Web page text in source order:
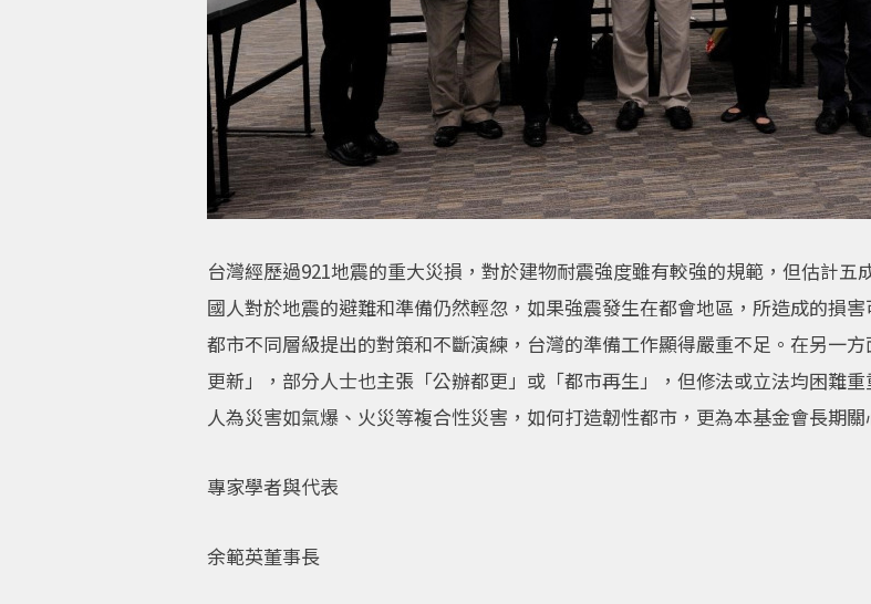
台灣經歷過921地震的重大災損，對於建物耐震強度雖有較強的規範，但估計
國人對於地震的避難和準備仍然輕忽，如果強震發生在都會地區，所造成的損
都市不同層級提出的對策和不斷演練，台灣的準備工作顯得嚴重不足。在另一
更新」，部分人士也主張「公辦都更」或「都市再生」，但修法或立法均困難
人為災害如氣爆、火災等複合性災害，如何打造韌性都市，更為本基金會長期
專家學者與代表
余範英董事長